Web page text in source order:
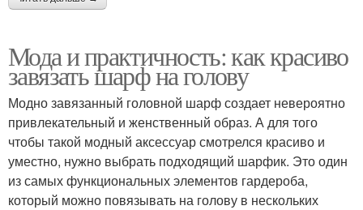
Мода и практичность: как красиво
завязать шарф на голову
Модно завязанный головной шарф создает невероятно
привлекательный и женственный образ. А для того
чтобы такой модный аксессуар смотрелся красиво и
уместно, нужно выбрать подходящий шарфик. Это один
из самых функциональных элементов гардероба,
который можно повязывать на голову в нескольких